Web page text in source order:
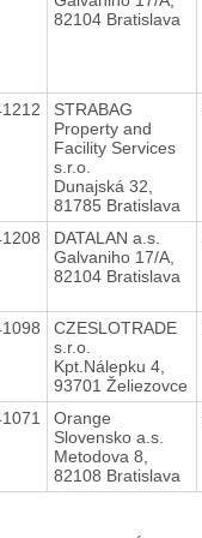
82104 Bratislava
STRABAG
Property and
Facility Services
s.r.o.
Dunajská 32,
81785 Bratislava
DATALAN a.s.
Galvaniho 17/A,
82104 Bratislava
CZESLOTRADE
s.r.o.
Kpt.Nálepku 4,
93701 Želiezovce
Orange
Slovensko a.s.
Metodova 8,
82108 Bratislava